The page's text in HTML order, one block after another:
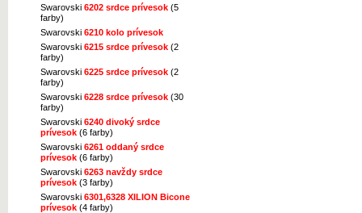
Swarovski 6202 srdce prívesok (5
farby)
Swarovski 6210 kolo prívesok
Swarovski 6215 srdce prívesok (2
farby)
Swarovski 6225 srdce prívesok (2
farby)
Swarovski 6228 srdce prívesok (30
farby)
Swarovski 6240 divoký srdce
prívesok (6 farby)
Swarovski 6261 oddaný srdce
prívesok (6 farby)
Swarovski 6263 navždy srdce
prívesok (3 farby)
Swarovski 6301,6328 XILION Bicone
prívesok (4 farby)